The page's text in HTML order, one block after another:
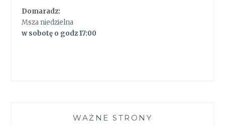
Domaradz:
Msza niedzielna
w sobotę o godz 17:00
WAŻNE STRONY